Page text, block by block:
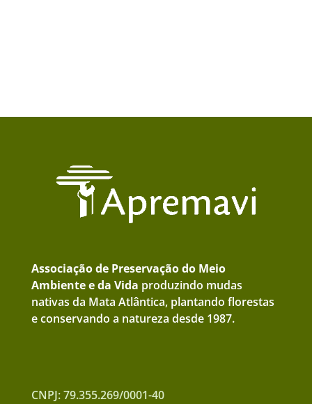
Associação de Preservação do Meio
Ambiente e da Vida produzindo mudas
nativas da Mata Atlântica, plantando florestas
e conservando a natureza desde 1987.
CNPJ: 79.355.269/0001-40